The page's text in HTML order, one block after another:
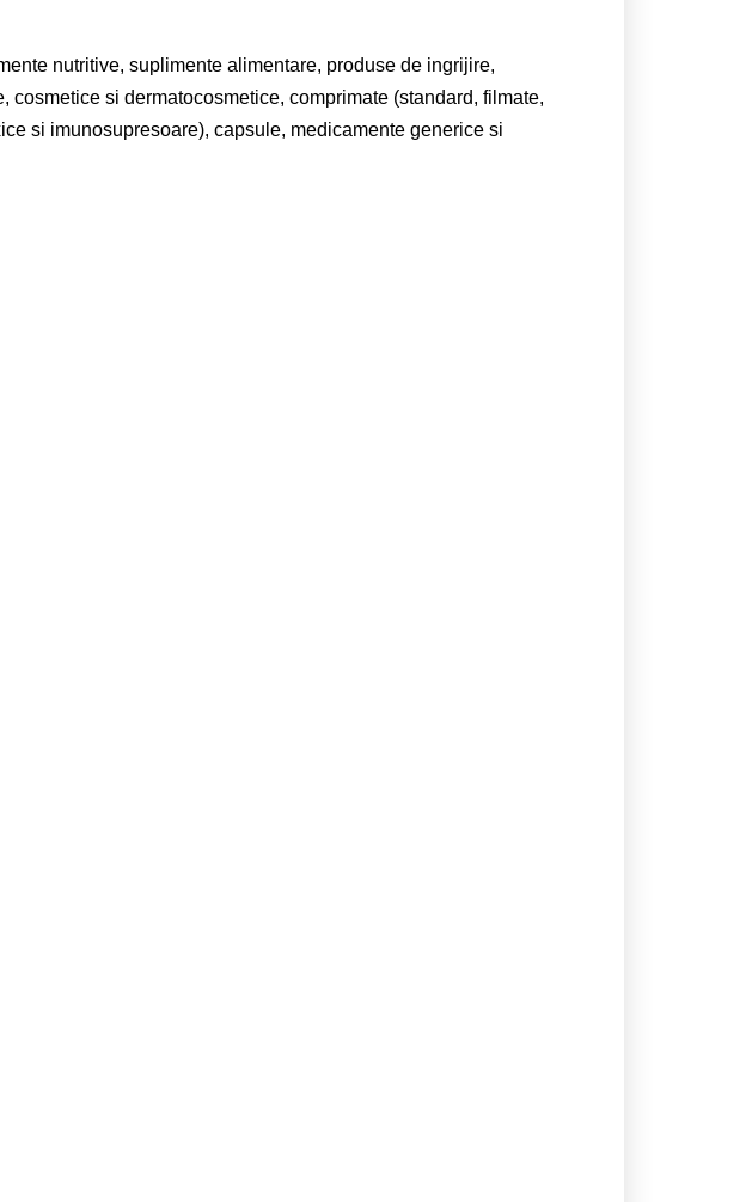
nutritive, suplimente alimentare, produse de ingrijire,
cosmetice si dermatocosmetice, comprimate (standard, filmate,
si imunosupresoare), capsule, medicamente generice si